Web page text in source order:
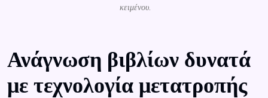
κειμένου.
Ανάγνωση βιβλίων δυνατά
με τεχνολογία μετατροπής